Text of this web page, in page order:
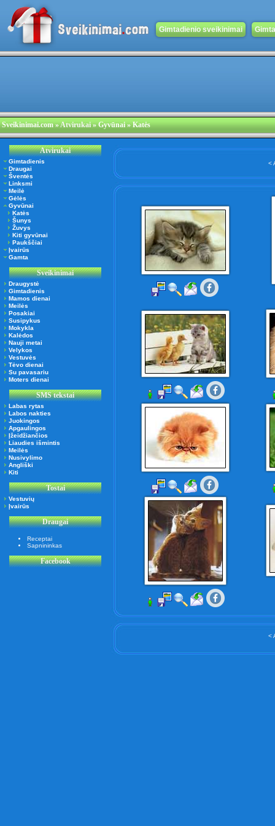
Gimtadienio sveikinimai
Sveikinimai.com»Atvirukai» Gyvūnai » Katės
Atvirukai
Gimtadienis
Draugai
Šventės
Linksmi
Meilė
Gėlės
Gyvūnai
Katės
Šunys
Žuvys
Kiti gyvūnai
Paukščiai
Įvairūs
Gamta
Sveikinimai
Draugystė
Gimtadienis
Mamos dienai
Meilės
Posakiai
Susipykus
Mokykla
Kalėdos
Nauji metai
Velykos
Vestuvės
Tėvo dienai
Su pavasariu
Moters dienai
SMS tekstai
Labas rytas
Labos nakties
Juokingos
Apgaulingos
Įžeidžiančios
Liaudies išmintis
Meilės
Nusivylimo
Angliški
Kiti
Tostai
Vestuvių
Įvairūs
Draugai
Receptai
Sapnininkas
Facebook
<
<